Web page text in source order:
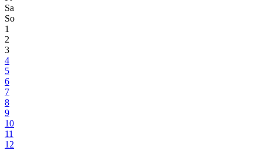
Sa
So
1
2
3
4
5
6
7
8
9
10
11
12